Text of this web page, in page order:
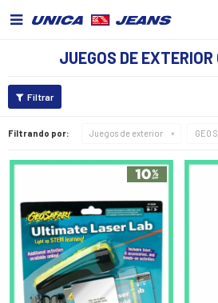

JUEGOS DE EXTERIOR
Filtrando por: Juegos de exterior GEO